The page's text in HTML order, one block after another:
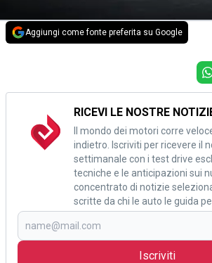
Aggiungi come fonte preferita su Google
RICEVI LE NOSTRE
Il mondo dei motori corre
indietro. Iscriviti per ricevere il
settimanale con i test drive
tecniche e le anticipazioni sui
concentrato di notizie
scritte da chi le auto le guida
Iscriviti